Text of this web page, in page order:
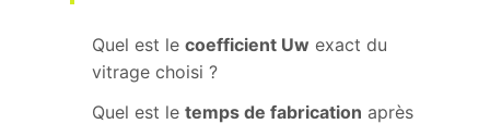
Quel est le coefficient Uw exact du
vitrage choisi ?
Quel est le temps de fabrication après